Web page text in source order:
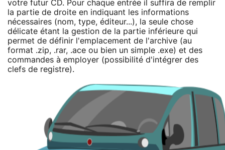
votre futur CD. Pour chaque entrée il suffira de remplir
la partie de droite en indiquant les informations
nécessaires (nom, type, éditeur...), la seule chose
délicate étant la gestion de la partie inférieure qui
permet de définir l'emplacement de l'archive (au
format .zip, .rar, .ace ou bien un simple .exe) et des
commandes à employer (possibilité d'intégrer des
clefs de registre).